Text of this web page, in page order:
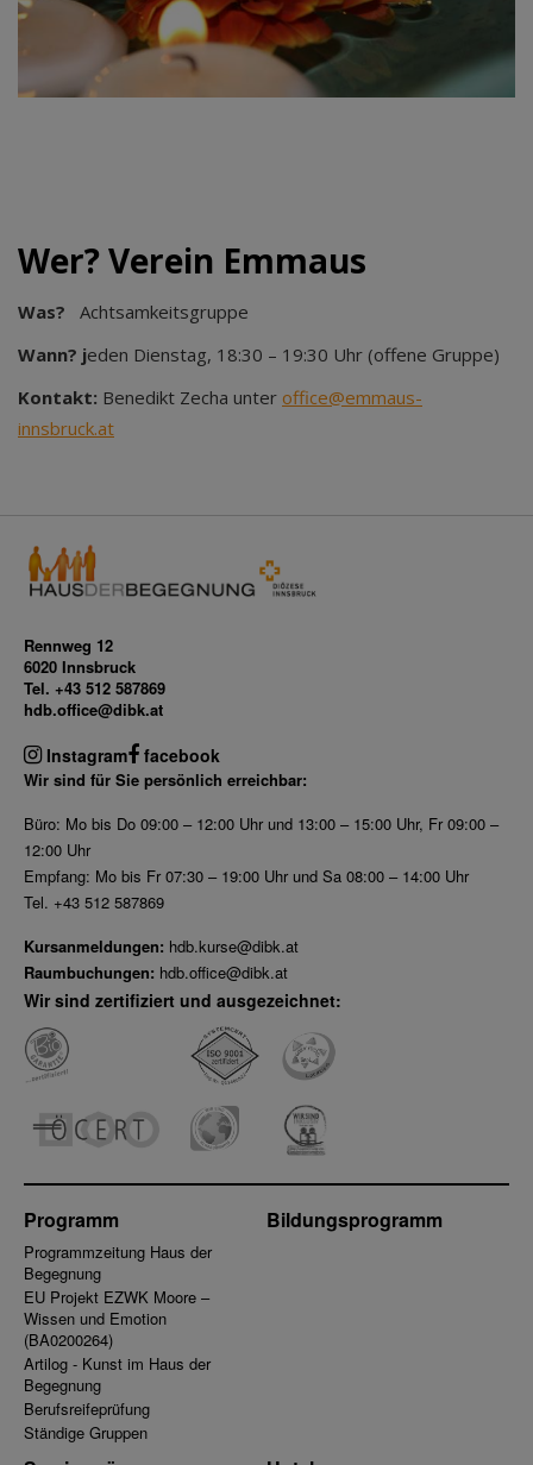
Wer? Verein Emmaus
Was?
Achtsamkeitsgruppe
Wann? jeden Dienstag, 18:30 – 19:30 Uhr (offene Gruppe)
Kontakt: Benedikt Zecha unter office@emmaus-
innsbruck.at
Rennweg 12
6020 Innsbruck
Tel. +43 512 587869
hdb.office@dibk.at
Instagram facebook
Wir sind für Sie persönlich erreichbar:
Büro: Mo bis Do 09:00 – 12:00 Uhr und 13:00 – 15:00 Uhr, Fr 09:00 –
12:00 Uhr
Empfang: Mo bis Fr 07:30 – 19:00 Uhr und Sa 08:00 – 14:00 Uhr
Tel. +43 512 587869
Kursanmeldungen: hdb.kurse@dibk.at
Raumbuchungen: hdb.office@dibk.at
Wir sind zertifiziert und ausgezeichnet:
Programm
Programmzeitung Haus der
Begegnung
EU Projekt EZWK Moore –
Wissen und Emotion
(BA0200264)
Artilog - Kunst im Haus der
Begegnung
Berufsreifeprüfung
Ständige Gruppen
Bildungsprogramm